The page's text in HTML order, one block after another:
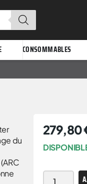
CONSOMMABLES
du
279,80